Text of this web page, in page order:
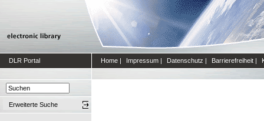
DLR Portal Home | Impressum | Datenschutz | Barrierefreiheit |
Erweiterte Suche